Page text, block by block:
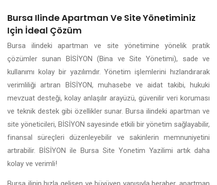
Bursa Ilinde Apartman Ve Site Yönetiminiz
Için İdeal Çözüm
Bursa ilindeki apartman ve site yönetimine yönelik pratik
çözümler sunan BİSİYON (Bina ve Site Yönetimi), sade ve
kullanımı kolay bir yazılımdır. Yönetim işlemlerini hızlandırarak
verimliliği artıran BİSİYON, muhasebe ve aidat takibi, hukuki
mevzuat desteği, kolay anlaşılır arayüzü, güvenilir veri koruması
ve teknik destek gibi özellikler sunar. Bursa ilindeki apartman ve
site yöneticileri, BİSİYON sayesinde etkili bir yönetim sağlayabilir,
finansal süreçleri düzenleyebilir ve sakinlerin memnuniyetini
artırabilir. BİSİYON ile Bursa Site Yonetim Yazilimi artık daha
kolay ve verimli!